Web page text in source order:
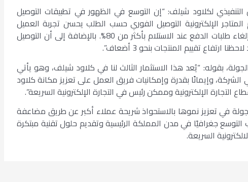
التنفيذي لكلاود شيلف: “إن التوسع في الظهور في تطبيقات التوصيل
الإلكترونية التوصيل الفوري حسب الطلب يحسن تجربة العميل
ويرفع من تأثير الشراء بأكثر من %30 ويقلل من إلغاء طلبات الدفع عند الاستلام بأكثر من 80%. بالإضافة إلى أن التوصيل
تقييم المنتجات بنحو 3 أضعاف”.
بقوله: “يُعد هذا الاستثمار الثالث لنا في كلاود شيلف، وهو يأتي
وإيمانًا بقدرة وإمكانيات فريق العمل على تعزيز مكانة كلاود
التجارة الإلكترونية وممكن رئيس في التجارة الإلكترونية السريعة”.
في تعزيز نموها بالاستحواذ شريحة عملاء أكبر عن طريق مضاعفة
جغرافيًا في مدن المملكة الرئيسية وتقديم حلول تقنية مبتكرة
السريعة.